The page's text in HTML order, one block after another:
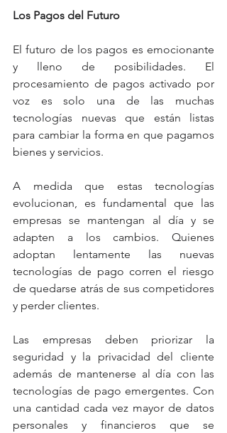
Los Pagos del Futuro
El futuro de los pagos es emocionante
y lleno de posibilidades. El
procesamiento de pagos activado por
voz es solo una de las muchas
tecnologías nuevas que están listas
para cambiar la forma en que pagamos
bienes y servicios.
A medida que estas tecnologías
evolucionan, es fundamental que las
empresas se mantengan al día y se
adapten a los cambios. Quienes
adoptan lentamente las nuevas
tecnologías de pago corren el riesgo
de quedarse atrás de sus competidores
y perder clientes.
Las empresas deben priorizar la
seguridad y la privacidad del cliente
además de mantenerse al día con las
tecnologías de pago emergentes. Con
una cantidad cada vez mayor de datos
personales y financieros que se